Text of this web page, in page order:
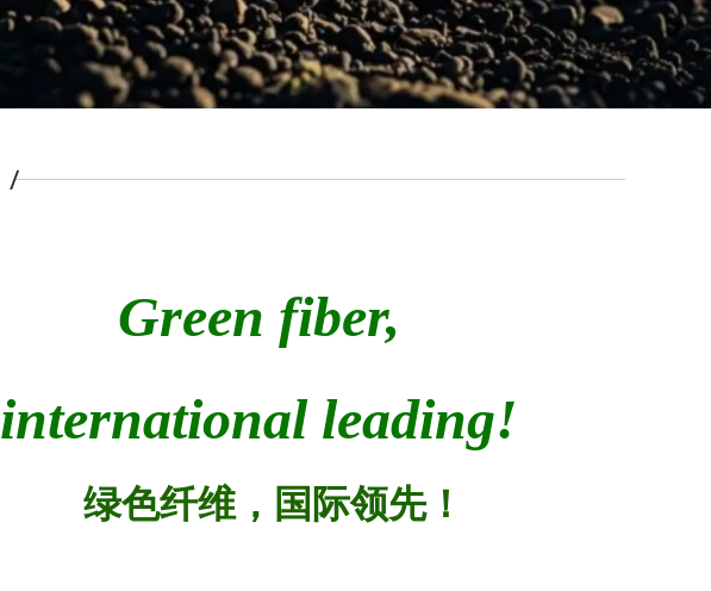
/
Green fiber,
international leading!
绿色纤维，国际领先！